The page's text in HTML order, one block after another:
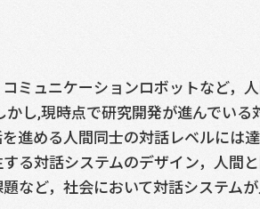
ミュニケーションロボットなど，
し,現時点で研究開発が進んでい
進める人間同士の対話レベルには
る対話システムのデザイン，人間
など，社会において対話システム